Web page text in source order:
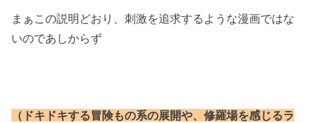
まぁこの説明どおり、刺激を追求するような漫画ではな
いのであしからず
（ドキドキする冒険もの系の展開や、修羅場を感じるラ